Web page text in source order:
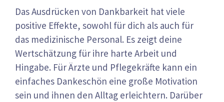
Das Ausdrücken von Dankbarkeit hat viele
positive Effekte, sowohl für dich als auch für
das medizinische Personal. Es zeigt deine
Wertschätzung für ihre harte Arbeit und
Hingabe. Für Ärzte und Pflegekräfte kann ein
einfaches Dankeschön eine große Motivation
sein und ihnen den Alltag erleichtern. Darüber